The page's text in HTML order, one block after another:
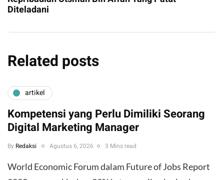
Diteladani
Related posts
artikel
Kompetensi yang Perlu Dimiliki Seorang
Digital Marketing Manager
By Redaksi Agustus 6, 2026 3 Mins read
World Economic Forum dalam Future of Jobs Report